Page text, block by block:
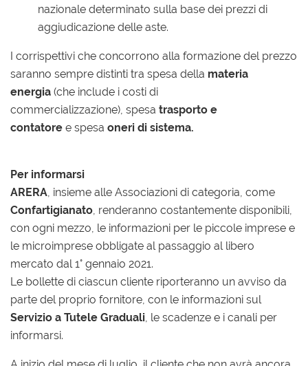
nazionale determinato sulla base dei prezzi di
aggiudicazione delle aste.
I corrispettivi che concorrono alla formazione del prezzo
saranno sempre distinti tra spesa della materia
energia (che include i costi di
commercializzazione), spesa trasporto e
contatore e spesa oneri di sistema.
Per informarsi
ARERA, insieme alle Associazioni di categoria, come
Confartigianato, renderanno costantemente disponibili,
con ogni mezzo, le informazioni per le piccole imprese e
le microimprese obbligate al passaggio al libero
mercato dal 1° gennaio 2021.
Le bollette di ciascun cliente riporteranno un avviso da
parte del proprio fornitore, con le informazioni sul
Servizio a Tutele Graduali, le scadenze e i canali per
informarsi.